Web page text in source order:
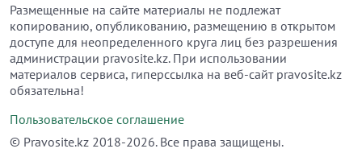
Размещенные на сайте материалы не подлежат
копированию, опубликованию, размещению в открытом
доступе для неопределенного круга лиц без разрешения
администрации pravosite.kz. При использовании
материалов сервиса, гиперссылка на веб-сайт pravosite.kz
обязательна!
Пользовательское соглашение
© Рravosite.kz 2018-2026. Все права защищены.